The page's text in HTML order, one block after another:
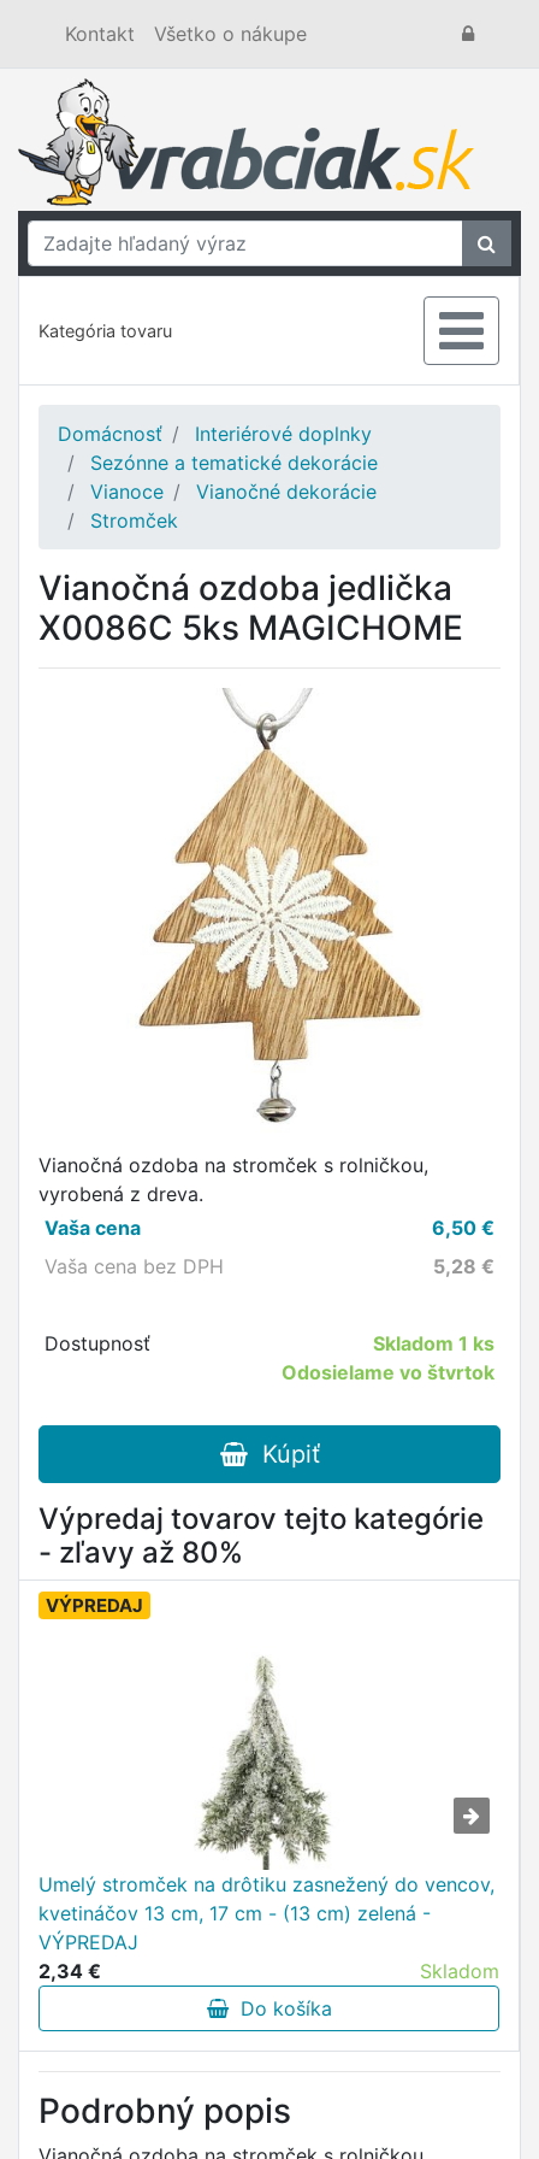
Kontakt Všetko o nákupe
Kategória tovaru
Domácnosť
Interiérové doplnky
Sezónne a tematické dekorácie
Vianoce
Vianočné dekorácie
Stromček
Vianočná ozdoba jedlička
X0086C 5ks MAGICHOME
Vianočná ozdoba na stromček s rolničkou,
vyrobená z dreva.
Vaša cena
6,50 €
Vaša cena bez DPH
5,28 €
Dostupnosť Skladom1 ks
Odosielame vo štvrtok
Kúpiť
Výpredaj tovarov tejto kategórie
- zľavy až 80%
VÝPREDAJ
Umelý stromček na drôtiku zasnežený do vencov,
kvetináčov 13 cm, 17 cm - (13 cm) zelená -
VÝPREDAJ
2,34 €
Skladom
Do košíka
Podrobný popis